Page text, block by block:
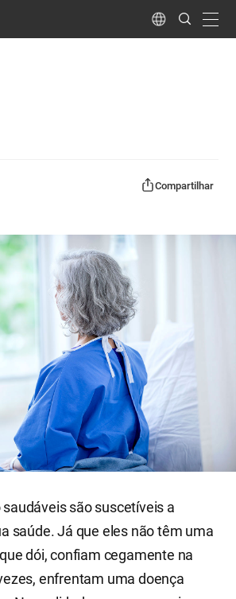
Language
Search
Submit
Compartilhar
são suscetíveis a
saúde. Já que eles não têm uma
dói, confiam cegamente na
enfrentam uma doença